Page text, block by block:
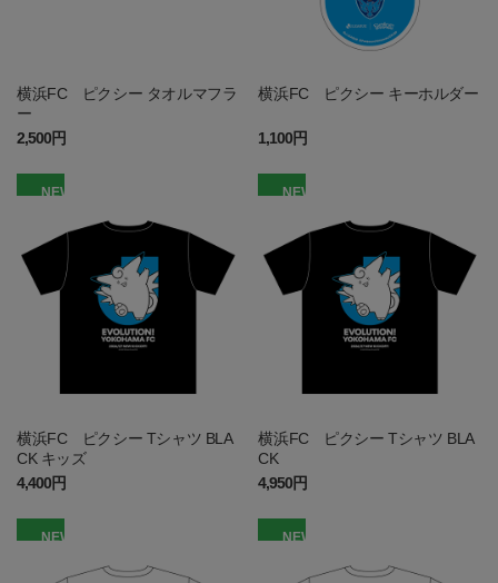
横浜FC ピクシー タオルマフラ
ー
2,500円
横浜FC ピクシー キーホルダー
1,100円
NEW
横浜FC ピクシー Tシャツ BLA
CK キッズ
4,400円
NEW
横浜FC ピクシー Tシャツ BLA
CK
4,950円
NEW NEW